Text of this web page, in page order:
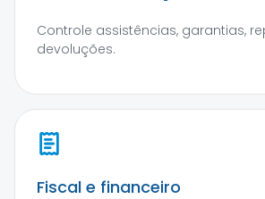
Controle assistências, garantias,
devoluções.
Fiscal e financeiro